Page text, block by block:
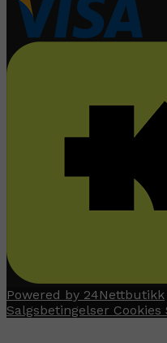
Powered by 24Nettbutikk
Salgsbetingelser Cookies